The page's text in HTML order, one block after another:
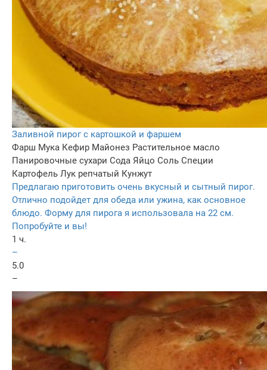
Заливной пирог с картошкой и фаршем
Фарш Мука Кефир Майонез Растительное масло
Панировочные сухари Сода Яйцо Соль Специи
Картофель Лук репчатый Кунжут
Предлагаю приготовить очень вкусный и сытный пирог.
Отлично подойдет для обеда или ужина, как основное
блюдо. Форму для пирога я использовала на 22 см.
Попробуйте и вы!
1 ч.
–
5.0
–